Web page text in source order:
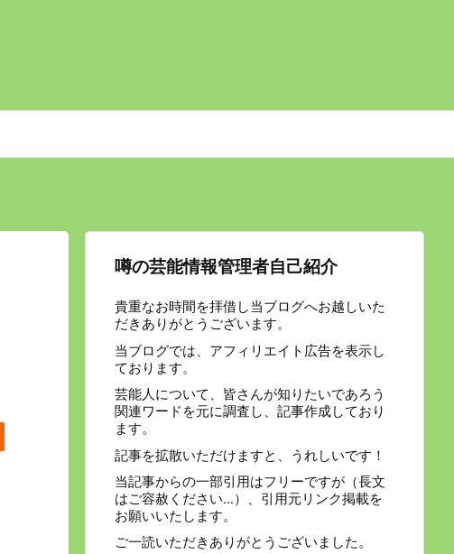
噂の芸能情報管理者自己紹介
貴重なお時間を拝借し当ブログへお越しいた
だきありがとうございます。
当ブログでは、アフィリエイト広告を表示し
ております。
芸能人について、皆さんが知りたいであろう
関連ワードを元に調査し、記事作成しており
ます。
記事を拡散いただけますと、うれしいです！
当記事からの一部引用はフリーですが（長文
はご容赦ください…）、引用元リンク掲載を
お願いいたします。
ご一読いただきありがとうございました。